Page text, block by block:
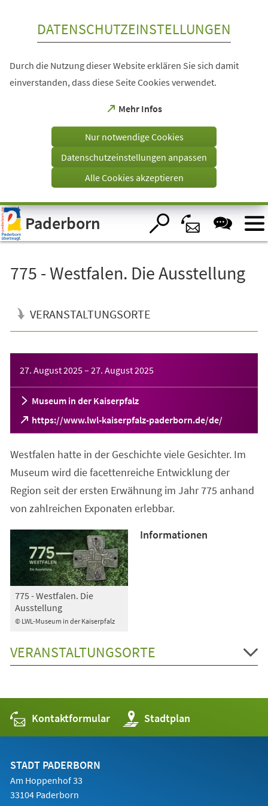
Visuelle
Assistenzsoftware
öffnen.
DATENSCHUTZEINSTELLUNGEN
Durch die Nutzung dieser Website erklären Sie sich damit
einverstanden, dass diese Seite Cookies verwendet.
Mehr Infos
(Öffnet
einem
Tab)
Nur notwendige Cookies
Datenschutzeinstellungen anpassen
Alle Cookies akzeptieren
Paderborn
775 - Westfalen. Die Ausstellung
VERANSTALTUNGSORTE
27. August 2025– 27. August 2025
Museum in der Kaiserpfalz
https://www.lwl-kaiserpfalz-paderborn.de/de/
(Öffnet
in
neuen
Westfalen hatte in der Geschichte viele Gesichter. Im
Museum wird die facettenreiche Entwicklung der
Region seit der ersten Erwähnung im Jahr 775 anhand
von zahlreichen Exponaten erlebbar.
© LWL-Museum in der Kaiserpfalz
775 - Westfalen. Die
Ausstellung
Informationen
VERANSTALTUNGSORTE
Kontaktformular Stadtplan
(Öffnet
in
einem
STADT PADERBORN
Am Hoppenhof 33
33104 Paderborn